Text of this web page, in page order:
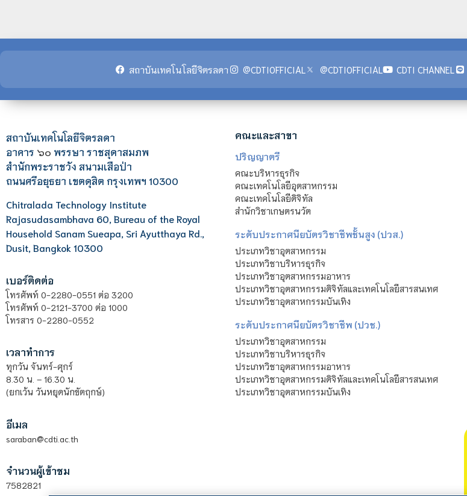
สถาบันเทคโนโลยีจิตรลดา @CDTIOFFICIAL @CDTIOFFICIAL CDTI CHANNEL
สถาบันเทคโนโลยีจิตรลดา
อาคาร ๖๐ พรรษา ราชสุดาสมภพ
สำนักพระราชวัง สนามเสือป่า
ถนนศรีอยุธยา เขตดุสิต กรุงเทพฯ 10300
Chitralada Technology Institute
Rajasudasambhava 60, Bureau of the Royal
Household Sanam Sueapa, Sri Ayutthaya Rd.,
Dusit, Bangkok 10300
เบอร์ติดต่อ
โทรศัพท์ 0-2280-0551 ต่อ 3200
โทรศัพท์ 0-2121-3700 ต่อ 1000
โทรสาร 0-2280-0552
เวลาทำการ
ทุกวัน จันทร์-ศุกร์
8.30 น. – 16.30 น.
(ยกเว้น วันหยุดนักขัตฤกษ์)
อีเมล
saraban@cdti.ac.th
จำนวนผู้เข้าชม
7582821
คณะและสาขา
ปริญญาตรี
คณะบริหารธุรกิจ
คณะเทคโนโลยีอุตสาหกรรม
คณะเทคโนโลยีดิจิทัล
สำนักวิชาเกษตรนวัต
ระดับประกาศนียบัตรวิชาชีพชั้นสูง (ปวส.)
ประเภทวิชาอุตสาหกรรม
ประเภทวิชาบริหารธุรกิจ
ประเภทวิชาอุตสาหกรรมอาหาร
ประเภทวิชาอุตสาหกรรมดิจิทัลและเทคโนโลยีสารสนเทศ
ประเภทวิชาอุตสาหกรรมบันเทิง
ระดับประกาศนียบัตรวิชาชีพ (ปวช.)
ประเภทวิชาอุตสาหกรรม
ประเภทวิชาบริหารธุรกิจ
ประเภทวิชาอุตสาหกรรมอาหาร
ประเภทวิชาอุตสาหกรรมดิจิทัลและเทคโนโลยีสารสนเทศ
ประเภทวิชาอุตสาหกรรมบันเทิง